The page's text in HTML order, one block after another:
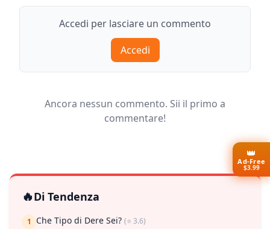
Accedi per lasciare un commento
Accedi
Ancora nessun commento. Sii il primo a
commentare!
🔥Di Tendenza
1 Che Tipo di Dere Sei? (⭐ 3.6)
👑
Ad-Free
$3.99